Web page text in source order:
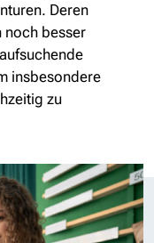
Deren
noch besser
insbesondere
zu